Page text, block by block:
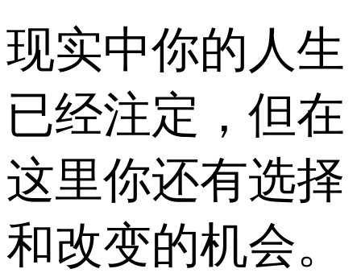
现实中你的人生
已经注定，但在
这里你还有选择
和改变的机会。